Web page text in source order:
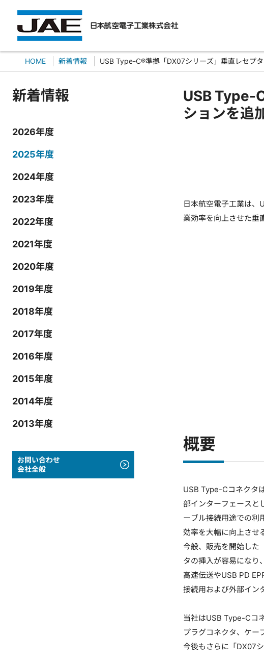
HOME 新着情報 USB Type-C®準拠「DX07シリーズ」垂直レセプ
新着情報
2026年度
2025年度
2024年度
2023年度
2022年度
2021年度
2020年度
2019年度
2018年度
2017年度
2016年度
2015年度
2014年度
2013年度
お問い合わせ
会社全般
USB Type-
ションを追
日本航空電子工業は
業効率を向上させた垂
概要
USB Type-Cコネクタ
部インターフェースと
ーブル接続用途での利
効率を大幅に向上させ
今般、販売を開始した
タの挿入が容易になり
高速伝送やUSB PD
接続用および外部イン
当社はUSB Type-Cコ
プラグコネクタ、ケー
今後もさらに「DX07